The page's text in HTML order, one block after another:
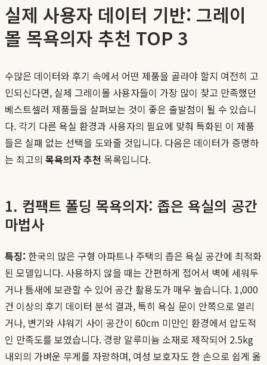
실제 사용자 데이터 기반: 그레이
몰 목욕의자 추천 TOP 3
수많은 데이터와 후기 속에서 어떤 제품을 골라야 할지 여전히 고
민되신다면, 실제 그레이몰 사용자들이 가장 많이 찾고 만족했던
베스트셀러 제품들을 살펴보는 것이 좋은 출발점이 될 수 있습니
다. 각기 다른 욕실 환경과 사용자의 필요에 맞춰 특화된 이 제품
들은 실패 없는 선택을 도와줄 것입니다. 다음은 데이터가 증명하
는 최고의 목욕의자 추천 목록입니다.
1. 컴팩트 폴딩 목욕의자: 좁은 욕실의 공간
마법사
특징: 한국의 많은 구형 아파트나 주택의 좁은 욕실 공간에 최적화
된 모델입니다. 사용하지 않을 때는 간편하게 접어서 벽에 세워두
거나 틈새에 보관할 수 있어 공간 활용도가 매우 높습니다. 1,000
건 이상의 후기 데이터 분석 결과, 특히 욕실 문이 안쪽으로 열리
거나, 변기와 샤워기 사이 공간이 60cm 미만인 환경에서 압도적
인 만족도를 보였습니다. 경량 알루미늄 소재로 제작되어 2.5kg
내외의 가벼운 무게를 자랑하며, 여성 보호자도 한 손으로 쉽게 옮